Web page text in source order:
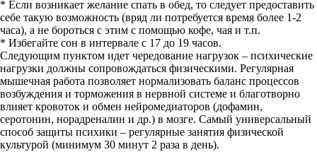
* Если возникает желание спать в обед, то следует предоставить
себе такую возможность (вряд ли потребуется время более 1-2
часа), а не бороться с этим с помощью кофе, чая и т.п.
* Избегайте сон в интервале с 17 до 19 часов.
Следующим пунктом идет чередование нагрузок – психические
нагрузки должны сопровождаться физическими. Регулярная
мышечная работа позволяет нормализовать баланс процессов
возбуждения и торможения в нервной системе и благотворно
влияет кровоток и обмен нейромедиаторов (дофамин,
серотонин, норадреналин и др.) в мозге. Самый универсальный
способ защиты психики – регулярные занятия физической
культурой (минимум 30 минут 2 раза в день).